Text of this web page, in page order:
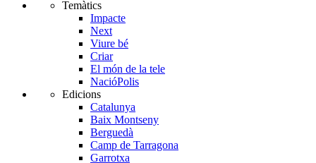
Temàtics
Impacte
Next
Viure bé
Criar
El món de la tele
NacióPolis
Edicions
Catalunya
Baix Montseny
Berguedà
Camp de Tarragona
Garrotxa